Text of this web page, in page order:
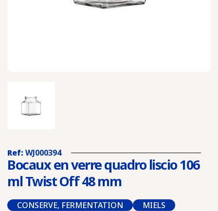
Ref: WJ000394
Bocaux en verre quadro liscio 106
ml Twist Off 48 mm
CONSERVE, FERMENTATION MIELS